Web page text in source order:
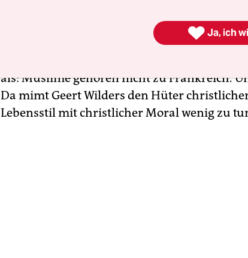
In Frankreich berufen sich Marine Le Pen
als: Muslime gehören nicht zu Frankreich.
Da mimt Geert Wilders den Hüter
Lebensstil mit christlicher Moral wenig zu
 Ja, ich